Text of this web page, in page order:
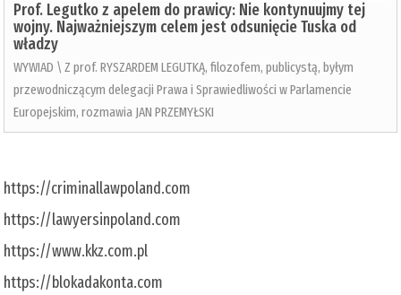
Prof. Legutko z apelem do prawicy: Nie kontynuujmy tej
wojny. Najważniejszym celem jest odsunięcie Tuska od
władzy
WYWIAD \ Z prof. RYSZARDEM LEGUTKĄ, filozofem, publicystą, byłym
przewodniczącym delegacji Prawa i Sprawiedliwości w Parlamencie
Europejskim, rozmawia JAN PRZEMYŁSKI
https://criminallawpoland.com
https://lawyersinpoland.com
https://www.kkz.com.pl
https://blokadakonta.com